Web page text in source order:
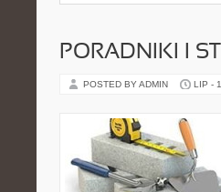
PORADNIKI I
POSTED BY ADMIN LIP -